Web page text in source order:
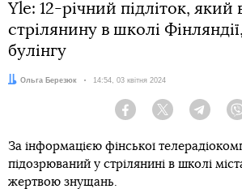
Yle: 12-річний підліток, який
стрілянину в школі
булінгу
Автор:
Ольга Березюк Дата:
14:54, 03 квітня 2024
Facebook Twitter
За інформацією фінської
підозрюваний у стрілянині в школі
жертвою знущань.